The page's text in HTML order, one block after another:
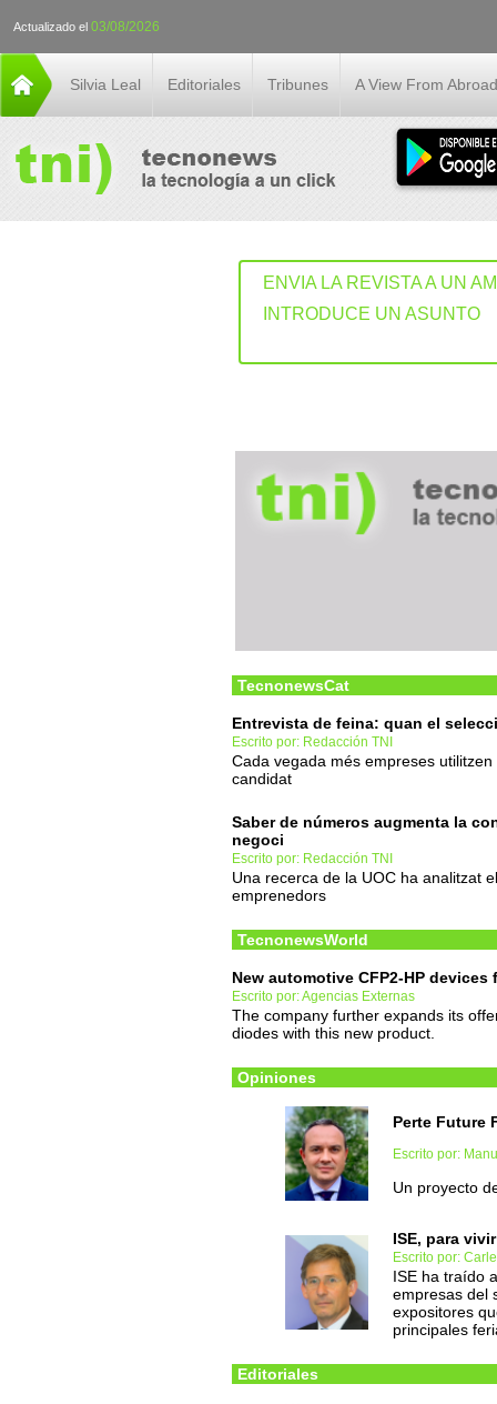
Actualizado el 03/08/2026
Silvia Leal Editoriales Tribunes A View From Abroad
ENVIA LA REVISTA A UN
INTRODUCE UN ASUNTO
TecnonewsCat
Entrevista de feina: quan el
Escrito por: Redacción TNI
Cada vegada més empreses
candidat
Saber de números augmenta la
negoci
Escrito por: Redacción TNI
Una recerca de la UOC ha analitzat
emprenedors
TecnonewsWorld
New automotive CFP2-HP devices
Escrito por: Agencias Externas
The company further expands its
diodes with this new product.
Opiniones
Perte Future
Escrito por:
Un proyecto
ISE, para
Escrito por:
ISE ha traído
empresas del
expositores
principales
Editoriales